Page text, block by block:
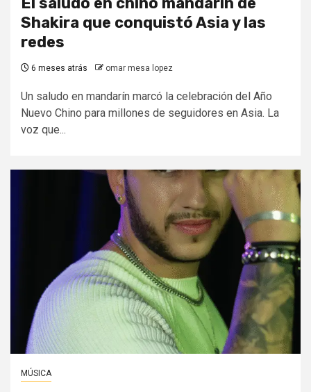
Shakira que conquistó Asia y las
redes
6 meses atrás omar mesa lopez
Un saludo en mandarín marcó la celebración del Año
Nuevo Chino para millones de seguidores en Asia. La
voz que...
MÚSICA